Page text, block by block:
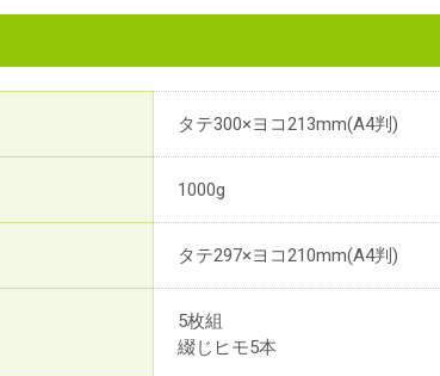
タテ300×ヨコ213mm(A4判)
1000g
タテ297×ヨコ210mm(A4判)
5枚組
綴じヒモ5本